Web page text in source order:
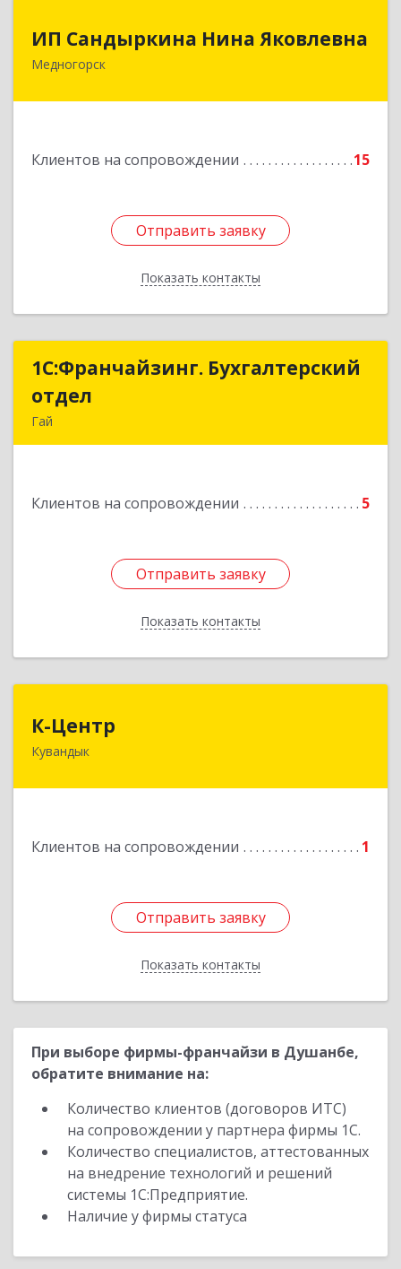
ИП Сандыркина Нина Яковлевна
Медногорск
Клиентов на сопровождении 15
Отправить заявку
Показать контакты
462270, Оренбургская обл, Медногорск г,
Отправить заявку
Назад
1С:Франчайзинг. Бухгалтерский
отдел
Гай
Клиентов на сопровождении 5
Отправить заявку
Показать контакты
1С:Франчайзинг. Бухгалтерский
Подробнее
Отправить заявку
Назад
К-Центр
Кувандык
Клиентов на сопровождении 1
Отправить заявку
Показать контакты
462243, Оренбургская обл, Кувандыкский р-н,
Отправить заявку
Назад
При выборе фирмы-франчайзи в Душанбе,
обратите внимание на:
Количество клиентов (договоров ИТС)
на сопровождении у партнера фирмы 1С.
Количество специалистов, аттестованных
на внедрение технологий и решений
системы 1С:Предприятие.
Наличие у фирмы статуса